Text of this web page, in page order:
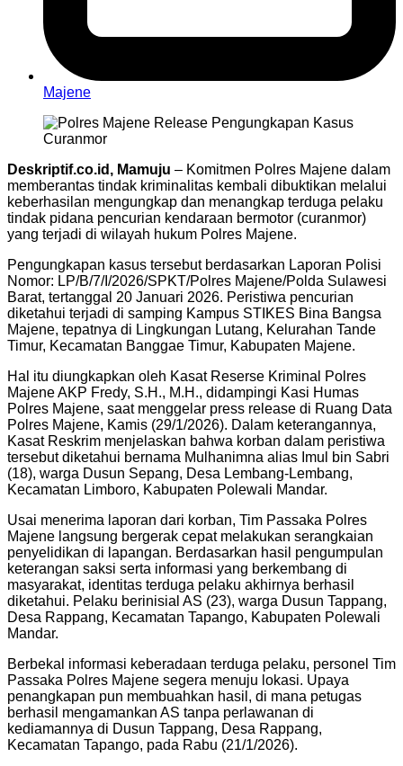
Majene
Deskriptif.co.id, Mamuju – Komitmen Polres Majene dalam
memberantas tindak kriminalitas kembali dibuktikan melalui
keberhasilan mengungkap dan menangkap terduga pelaku
tindak pidana pencurian kendaraan bermotor (curanmor)
yang terjadi di wilayah hukum Polres Majene.
Pengungkapan kasus tersebut berdasarkan Laporan Polisi
Nomor: LP/B/7/I/2026/SPKT/Polres Majene/Polda Sulawesi
Barat, tertanggal 20 Januari 2026. Peristiwa pencurian
diketahui terjadi di samping Kampus STIKES Bina Bangsa
Majene, tepatnya di Lingkungan Lutang, Kelurahan Tande
Timur, Kecamatan Banggae Timur, Kabupaten Majene.
Hal itu diungkapkan oleh Kasat Reserse Kriminal Polres
Majene AKP Fredy, S.H., M.H., didampingi Kasi Humas
Polres Majene, saat menggelar press release di Ruang Data
Polres Majene, Kamis (29/1/2026). Dalam keterangannya,
Kasat Reskrim menjelaskan bahwa korban dalam peristiwa
tersebut diketahui bernama Mulhanimna alias Imul bin Sabri
(18), warga Dusun Sepang, Desa Lembang-Lembang,
Kecamatan Limboro, Kabupaten Polewali Mandar.
Usai menerima laporan dari korban, Tim Passaka Polres
Majene langsung bergerak cepat melakukan serangkaian
penyelidikan di lapangan. Berdasarkan hasil pengumpulan
keterangan saksi serta informasi yang berkembang di
masyarakat, identitas terduga pelaku akhirnya berhasil
diketahui. Pelaku berinisial AS (23), warga Dusun Tappang,
Desa Rappang, Kecamatan Tapango, Kabupaten Polewali
Mandar.
Berbekal informasi keberadaan terduga pelaku, personel Tim
Passaka Polres Majene segera menuju lokasi. Upaya
penangkapan pun membuahkan hasil, di mana petugas
berhasil mengamankan AS tanpa perlawanan di
kediamannya di Dusun Tappang, Desa Rappang,
Kecamatan Tapango, pada Rabu (21/1/2026).